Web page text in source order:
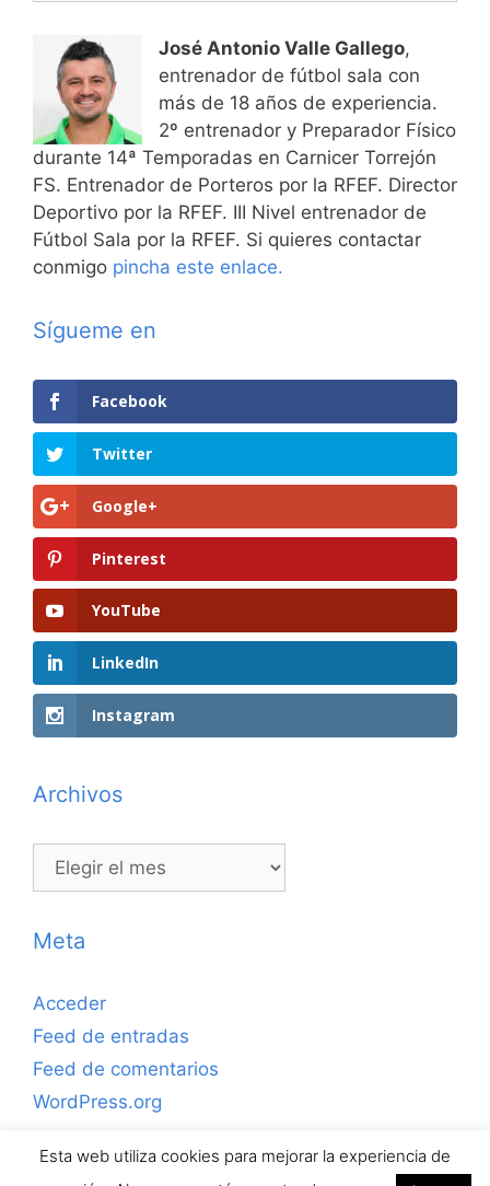
José Antonio Valle Gallego,
entrenador de fútbol sala con
más de 18 años de experiencia.
2º entrenador y Preparador Físico
durante 14ª Temporadas en Carnicer Torrejón
FS. Entrenador de Porteros por la RFEF. Director
Deportivo por la RFEF. III Nivel entrenador de
Fútbol Sala por la RFEF. Si quieres contactar
conmigo pincha este enlace.
Sígueme en
Facebook
Twitter
Google+
Pinterest
YouTube
LinkedIn
Instagram
Archivos
Archivos
Meta
Acceder
Feed de entradas
Feed de comentarios
WordPress.org
Esta web utiliza cookies para mejorar la experiencia de